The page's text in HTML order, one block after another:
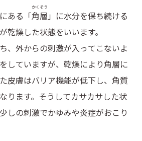
ある「角層
かくそう
」に水分を保ち続ける
乾燥した状態をいいます。
、外からの刺激が入ってこないよ
していますが、乾燥により角層に
皮膚はバリア機能が低下し、角質
ります。そうしてカサカサした状
しの刺激でかゆみや炎症がおこり